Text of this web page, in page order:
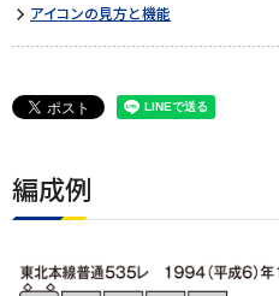
アイコンの見方と機能
編成例